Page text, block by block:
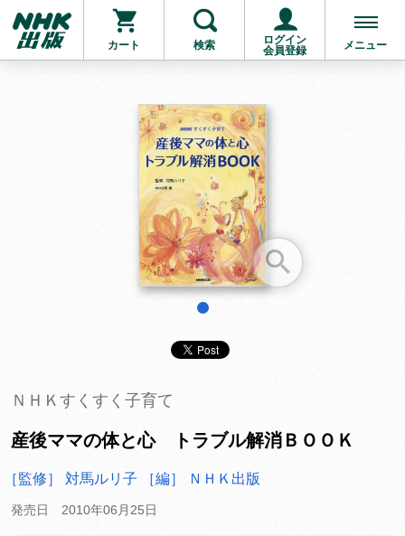
カート 検索
ログイン
会員登録
メニュー
お支払いに進む
他にも商品を買う
ＮＨＫすくすく子育て
産後ママの体と心 トラブル解消ＢＯＯＫ
［監修］ 対馬ルリ子 ［編］ ＮＨＫ出版
発売日 2010年06月25日